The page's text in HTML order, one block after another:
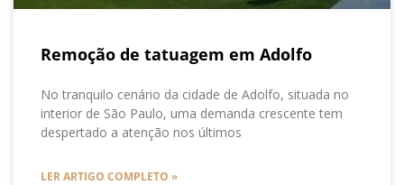
Remoção de tatuagem em Adolfo
No tranquilo cenário da cidade de Adolfo, situada no
interior de São Paulo, uma demanda crescente tem
despertado a atenção nos últimos
LER ARTIGO COMPLETO »